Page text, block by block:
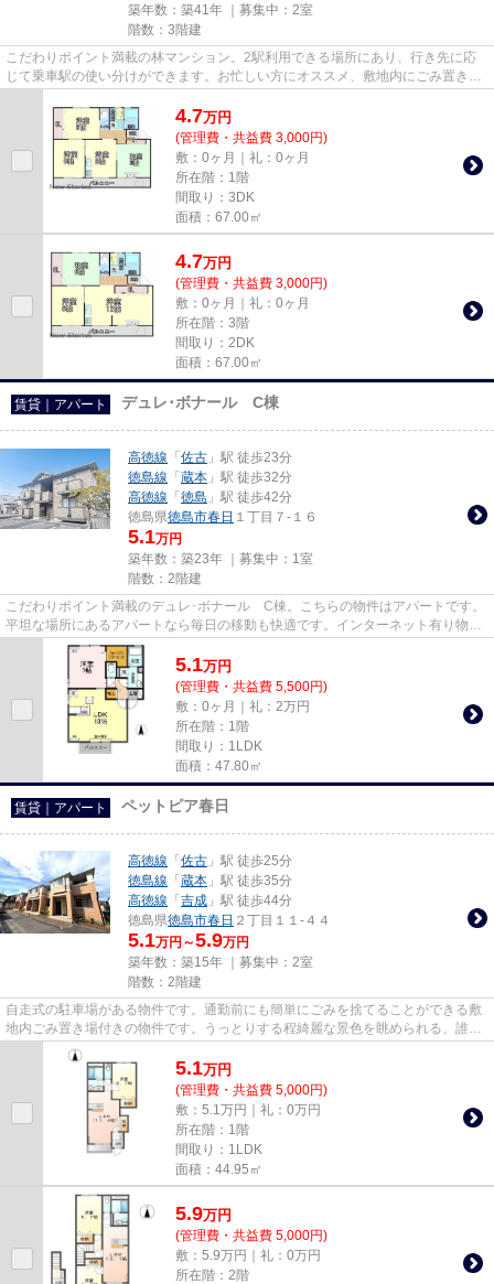
築年数：築41年 ｜募集中： 2室
階数：3階建
こだわりポイント満載の林マンション。2駅利用できる場所にあり、行き先に応
じて乗車駅の使い分けができます。お忙しい方にオススメ、敷地内にごみ置き場
4.7万円
(管理費・共益費 3,000円)
敷：0ヶ月｜礼：0ヶ月
所在階：1階
間取り：3DK
面積：67.00㎡
4.7万円
(管理費・共益費 3,000円)
敷：0ヶ月｜礼：0ヶ月
所在階：3階
間取り：2DK
面積：67.00㎡
賃貸｜アパート デュレ･ボナール C棟
高徳線 「 佐古 」駅 徒歩23分
徳島線 「 蔵本 」駅 徒歩32分
高徳線 「 徳島 」駅 徒歩42分
徳島県徳島市春日 １丁目７-１６
5.1万円
築年数：築23年 ｜募集中： 1室
階数：2階建
こだわりポイント満載のデュレ･ボナール C棟。こちらの物件はアパートです。
平坦な場所にあるアパートなら毎日の移動も快適です。インターネット有り物件
なので、ネットをよく使う方...
5.1万円
(管理費・共益費 5,500円)
敷：0ヶ月｜礼：2万円
所在階：1階
間取り：1LDK
面積：47.80㎡
賃貸｜アパート ペットピア春日
高徳線 「 佐古 」駅 徒歩25分
徳島線 「 蔵本 」駅 徒歩35分
高徳線 「 吉成 」駅 徒歩44分
徳島県徳島市春日 ２丁目１１-４４
5.1万円～5.9万円
築年数：築15年 ｜募集中： 2室
階数：2階建
自走式の駐車場がある物件です。通勤前にも簡単にごみを捨てることができる敷
地内ごみ置き場付きの物件です。うっとりする程綺麗な景色を眺められる、誰も
が憧れるアパートです。こち...
5.1万円
(管理費・共益費 5,000円)
敷：5.1万円｜礼：0万円
所在階：1階
間取り：1LDK
面積：44.95㎡
5.9万円
(管理費・共益費 5,000円)
敷：5.9万円｜礼：0万円
所在階：2階